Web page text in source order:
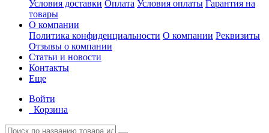
Условия доставки Оплата Условия оплаты Гарантия на
товары
О компании
Политика конфиденциальности О компании Реквизиты
Отзывы о компании
Статьи и новости
Контакты
Еще
Войти
Корзина